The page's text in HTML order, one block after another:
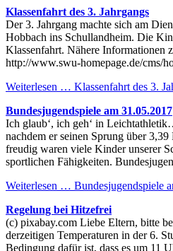
Klassenfahrt des 3. Jahrgangs
Der 3. Jahrgang machte sich am
Hobbach ins Schullandheim. Die
Klassenfahrt. Nähere Informationen
http://www.swu-homepage.de/cms/
Weiterlesen … Klassenfahrt des 3.
Bundesjugendspiele am 31.05.2017
Ich glaub‘, ich geh‘ in
nachdem er seinen Sprung über
freudig waren viele Kinder unserer
sportlichen Fähigkeiten.
Weiterlesen … Bundesjugendspiele
Regelung bei Hitzefrei
(c) pixabay.com Liebe Eltern, bitte
derzeitigen Temperaturen in der 6.
Bedingung dafür ist, dass es um 11